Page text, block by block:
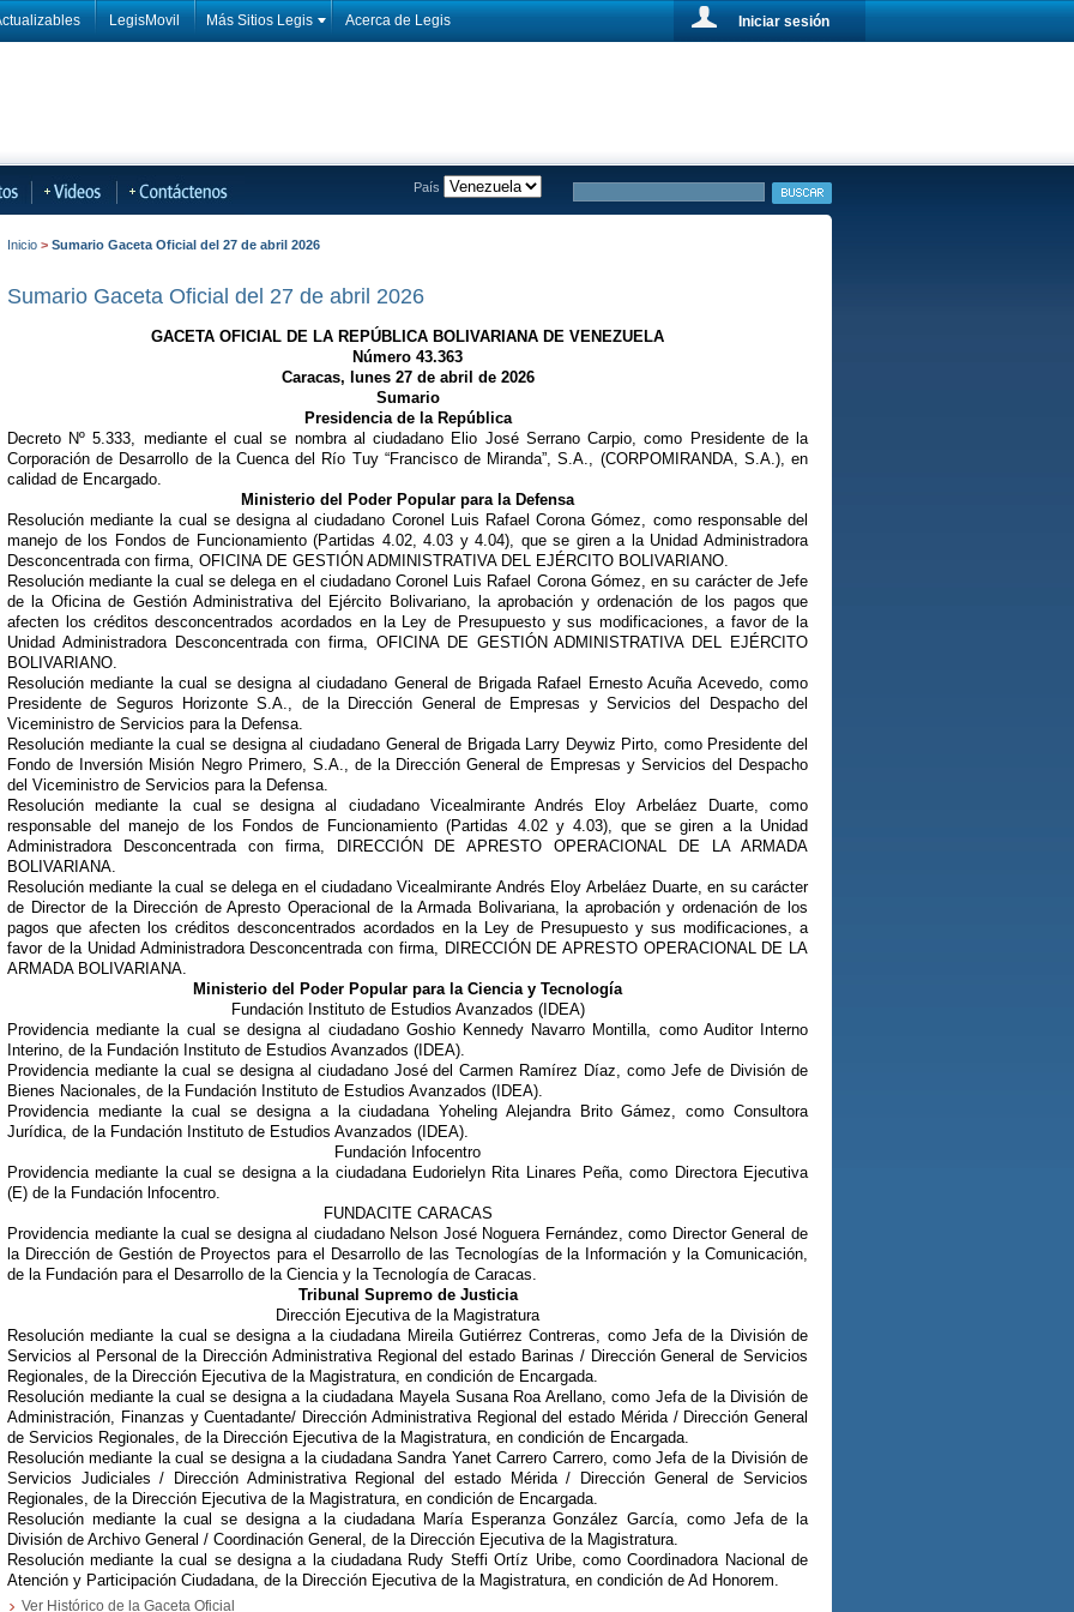
LegisMovil Más Sitios Legis Acerca de Legis Iniciar sesión
País
Inicio > Sumario Gaceta Oficial del 27 de abril 2026
Sumario Gaceta Oficial del 27 de abril 2026
GACETA OFICIAL DE LA REPÚBLICA BOLIVARIANA DE VENEZUELA
Número 43.363
Caracas, lunes 27 de abril de 2026
Sumario
Presidencia de la República
Decreto Nº 5.333, mediante el cual se nombra al ciudadano Elio José Serrano Carpio, como Presidente de la
Corporación de Desarrollo de la Cuenca del Río Tuy “Francisco de Miranda”, S.A., (CORPOMIRANDA, S.A.), en
calidad de Encargado.
Ministerio del Poder Popular para la Defensa
Resolución mediante la cual se designa al ciudadano Coronel Luis Rafael Corona Gómez, como responsable del
manejo de los Fondos de Funcionamiento (Partidas 4.02, 4.03 y 4.04), que se giren a la Unidad Administradora
Desconcentrada con firma, OFICINA DE GESTIÓN ADMINISTRATIVA DEL EJÉRCITO BOLIVARIANO.
Resolución mediante la cual se delega en el ciudadano Coronel Luis Rafael Corona Gómez, en su carácter de Jefe
de la Oficina de Gestión Administrativa del Ejército Bolivariano, la aprobación y ordenación de los pagos que
afecten los créditos desconcentrados acordados en la Ley de Presupuesto y sus modificaciones, a favor de la
Unidad Administradora Desconcentrada con firma, OFICINA DE GESTIÓN ADMINISTRATIVA DEL EJÉRCITO
BOLIVARIANO.
Resolución mediante la cual se designa al ciudadano General de Brigada Rafael Ernesto Acuña Acevedo, como
Presidente de Seguros Horizonte S.A., de la Dirección General de Empresas y Servicios del Despacho del
Viceministro de Servicios para la Defensa.
Resolución mediante la cual se designa al ciudadano General de Brigada Larry Deywiz Pirto, como Presidente del
Fondo de Inversión Misión Negro Primero, S.A., de la Dirección General de Empresas y Servicios del Despacho
del Viceministro de Servicios para la Defensa.
Resolución mediante la cual se designa al ciudadano Vicealmirante Andrés Eloy Arbeláez Duarte, como
responsable del manejo de los Fondos de Funcionamiento (Partidas 4.02 y 4.03), que se giren a la Unidad
Administradora Desconcentrada con firma, DIRECCIÓN DE APRESTO OPERACIONAL DE LA ARMADA
BOLIVARIANA.
Resolución mediante la cual se delega en el ciudadano Vicealmirante Andrés Eloy Arbeláez Duarte, en su carácter
de Director de la Dirección de Apresto Operacional de la Armada Bolivariana, la aprobación y ordenación de los
pagos que afecten los créditos desconcentrados acordados en la Ley de Presupuesto y sus modificaciones, a
favor de la Unidad Administradora Desconcentrada con firma, DIRECCIÓN DE APRESTO OPERACIONAL DE LA
ARMADA BOLIVARIANA.
Ministerio del Poder Popular para la Ciencia y Tecnología
Fundación Instituto de Estudios Avanzados (IDEA)
Providencia mediante la cual se designa al ciudadano Goshio Kennedy Navarro Montilla, como Auditor Interno
Interino, de la Fundación Instituto de Estudios Avanzados (IDEA).
Providencia mediante la cual se designa al ciudadano José del Carmen Ramírez Díaz, como Jefe de División de
Bienes Nacionales, de la Fundación Instituto de Estudios Avanzados (IDEA).
Providencia mediante la cual se designa a la ciudadana Yoheling Alejandra Brito Gámez, como Consultora
Jurídica, de la Fundación Instituto de Estudios Avanzados (IDEA).
Fundación Infocentro
Providencia mediante la cual se designa a la ciudadana Eudorielyn Rita Linares Peña, como Directora Ejecutiva
(E) de la Fundación lnfocentro.
FUNDACITE CARACAS
Providencia mediante la cual se designa al ciudadano Nelson José Noguera Fernández, como Director General de
la Dirección de Gestión de Proyectos para el Desarrollo de las Tecnologías de la Información y la Comunicación,
de la Fundación para el Desarrollo de la Ciencia y la Tecnología de Caracas.
Tribunal Supremo de Justicia
Dirección Ejecutiva de la Magistratura
Resolución mediante la cual se designa a la ciudadana Mireila Gutiérrez Contreras, como Jefa de la División de
Servicios al Personal de la Dirección Administrativa Regional del estado Barinas / Dirección General de Servicios
Regionales, de la Dirección Ejecutiva de la Magistratura, en condición de Encargada.
Resolución mediante la cual se designa a la ciudadana Mayela Susana Roa Arellano, como Jefa de la División de
Administración, Finanzas y Cuentadante/ Dirección Administrativa Regional del estado Mérida / Dirección General
de Servicios Regionales, de la Dirección Ejecutiva de la Magistratura, en condición de Encargada.
Resolución mediante la cual se designa a la ciudadana Sandra Yanet Carrero Carrero, como Jefa de la División de
Servicios Judiciales / Dirección Administrativa Regional del estado Mérida / Dirección General de Servicios
Regionales, de la Dirección Ejecutiva de la Magistratura, en condición de Encargada.
Resolución mediante la cual se designa a la ciudadana María Esperanza González García, como Jefa de la
División de Archivo General / Coordinación General, de la Dirección Ejecutiva de la Magistratura.
Resolución mediante la cual se designa a la ciudadana Rudy Steffi Ortíz Uribe, como Coordinadora Nacional de
Atención y Participación Ciudadana, de la Dirección Ejecutiva de la Magistratura, en condición de Ad Honorem.
Ver Histórico de la Gaceta Oficial